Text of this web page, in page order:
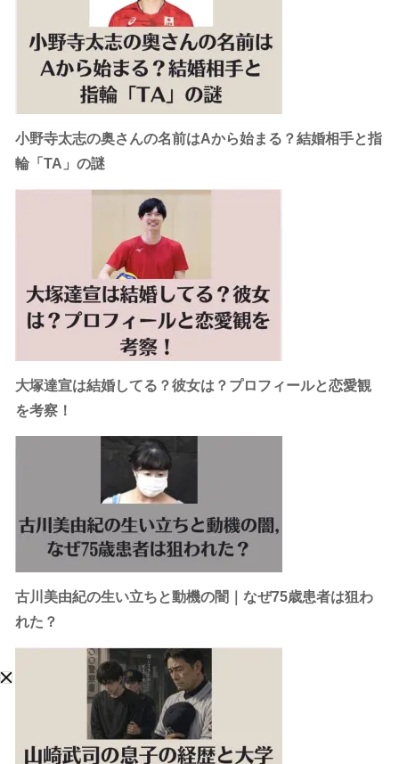
小野寺太志の奥さんの名前はAから始まる？結婚相手と指
輪「TA」の謎
大塚達宣は結婚してる？彼女は？プロフィールと恋愛観
を考察！
古川美由紀の生い立ちと動機の闇｜なぜ75歳患者は狙わ
れた？